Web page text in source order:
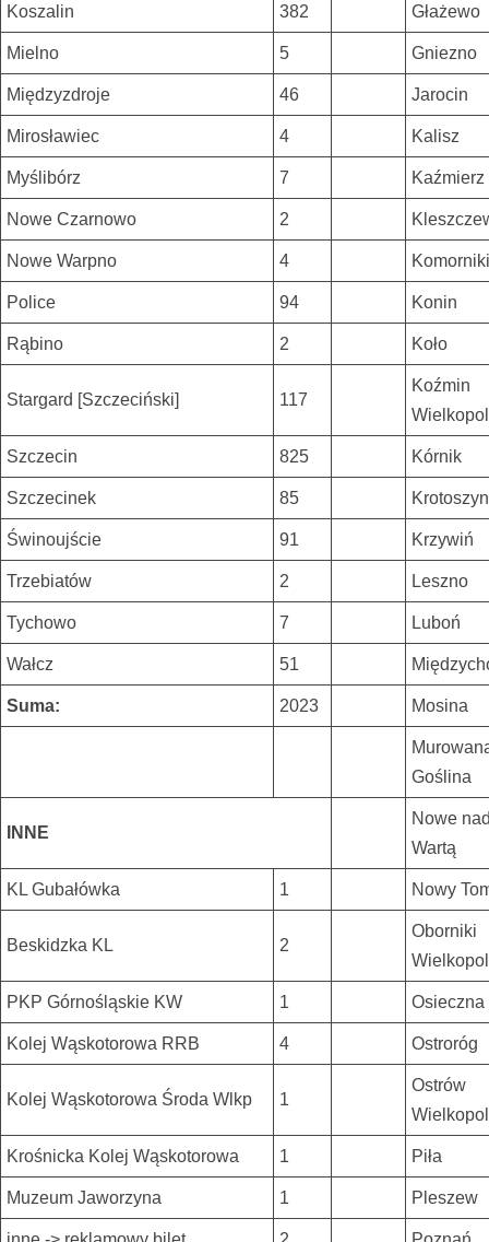
Koszalin 382 Głażewo
Mielno 5 Gniezno
Międzyzdroje 46 Jarocin
Mirosławiec 4 Kalisz
Myślibórz 7 Kaźmierz
Nowe Czarnowo 2
Nowe Warpno 4 Komorniki
Police 94 Konin
Rąbino 2 Koło
Stargard [Szczeciński] 117
Koźmin
Szczecin 825 Kórnik
Szczecinek 85 Krotoszyn
Świnoujście 91 Krzywiń
Trzebiatów 2 Leszno
Tychowo 7 Luboń
Wałcz 51
Suma: 2023 Mosina
Goślina
INNE
Nowe
Wartą
KL Gubałówka 1 Nowy
Beskidzka KL 2
Oborniki
PKP Górnośląskie KW 1 Osieczna
Kolej Wąskotorowa RRB 4 Ostroróg
Kolej Wąskotorowa Środa Wlkp 1
Ostrów
Krośnicka Kolej Wąskotorowa 1 Piła
Muzeum Jaworzyna 1 Pleszew